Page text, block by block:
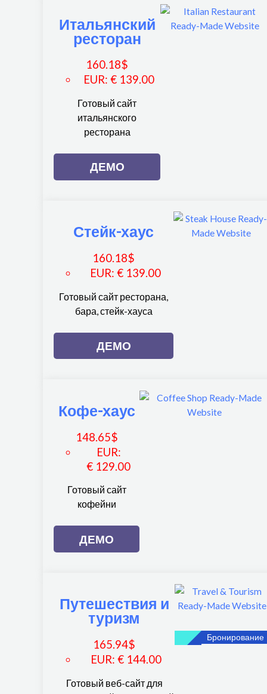
Итальянский
ресторан
160.18$
EUR:€ 139.00
Готовый сайт
итальянского
ресторана
ДЕМО
Стейк-хаус
160.18$
EUR:€ 139.00
Готовый сайт ресторана,
бара, стейк-хауса
ДЕМО
Кофе-хаус
148.65$
EUR:
€ 129.00
Готовый сайт
кофейни
ДЕМО
Бронирование
Путешествия и
туризм
165.94$
EUR:€ 144.00
Готовый веб-сайт для